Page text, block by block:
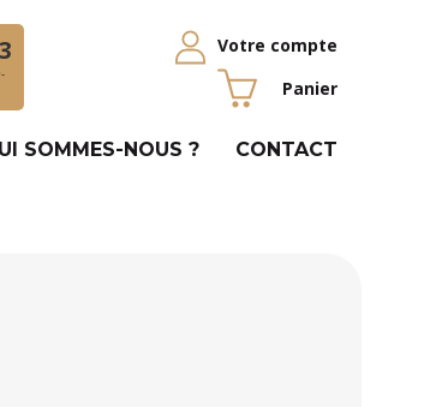
Votre compte
Panier
SOMMES-NOUS ? CONTACT